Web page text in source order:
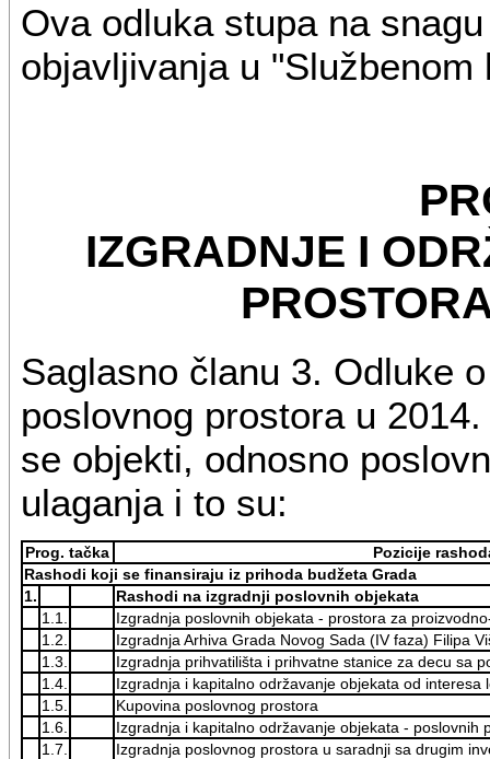
Ova odluka stupa na
objavljivanja u
IZGRADNJE I
Saglasno članu 3. Odluke
poslovnog prostora u
se objekti, odnosno
ulaganja i to su:
Prog. tačka
Pozicije
Rashodi koji se finansiraju iz prihoda budžeta Grada
1.
Rashodi na izgradnji poslovnih objekata
1.1.
Izgradnja poslovnih objekata - prostora za
1.2.
Izgradnja Arhiva Grada Novog Sada (IV faza) Filipa
1.3.
Izgradnja prihvatilišta i prihvatne stanice za decu sa
1.4.
Izgradnja i kapitalno održavanje objekata od interesa
1.5.
Kupovina poslovnog prostora
1.6.
Izgradnja i kapitalno održavanje objekata - poslovnih
1.7.
Izgradnja poslovnog prostora u saradnji sa drugim